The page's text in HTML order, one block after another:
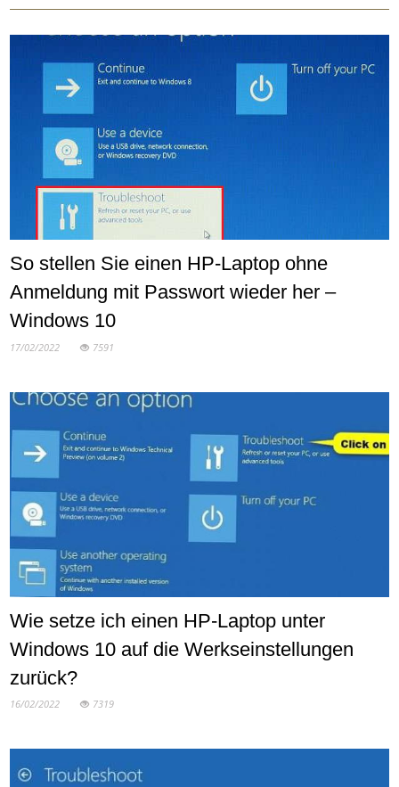
So stellen Sie einen HP-Laptop ohne
Anmeldung mit Passwort wieder her –
Windows 10
17/02/2022 7591
Wie setze ich einen HP-Laptop unter
Windows 10 auf die Werkseinstellungen
zurück?
16/02/2022 7319